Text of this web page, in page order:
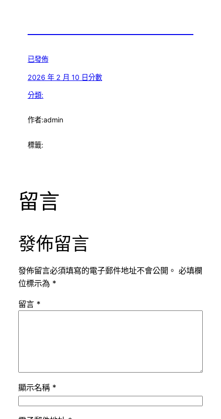
已發佈
2026 年 2 月 10 日
分類:
分數
作者:admin
標籤:
留言
發佈留言
發佈留言必須填寫的電子郵件地址不會公開。 必填欄
位標示為 *
留言 *
顯示名稱 *